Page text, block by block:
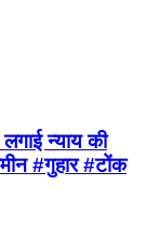
न्याय की
#गुहार #टोंक